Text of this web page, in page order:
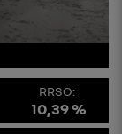
RRSO:
10,39 %